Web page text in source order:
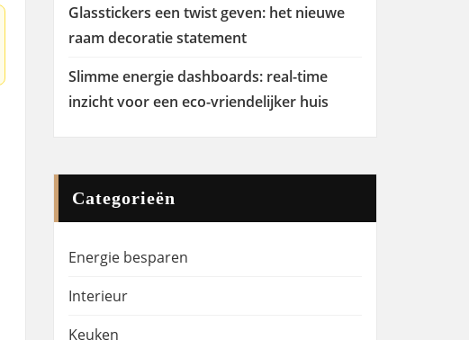
Glasstickers een twist geven: het nieuwe
raam decoratie statement
Slimme energie dashboards: real-time
inzicht voor een eco-vriendelijker huis
Categorieën
Energie besparen
Interieur
Keuken